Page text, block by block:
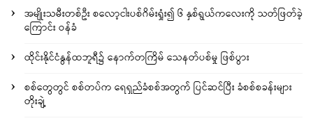
အမျိုးသမီးတစ်ဦး စလော့ငါးပစ်ဂိမ်းရှုံး၍ ၆ နှစ်ရွယ်ကလေးကို သတ်ဖြတ်ခဲ့
ကြောင်း ဝန်ခံ
ထိုင်းနိုင်ငံနွန်ထဘူရီ၌ နောက်တကြိမ် သေနတ်ပစ်မှု ဖြစ်ပွား
စစ်တွေတွင် စစ်တပ်က ရေရှည်ခံစစ်အတွက် ပြင်ဆင်ပြီး ခံစစ်စခန်းများ
တိုးချဲ့